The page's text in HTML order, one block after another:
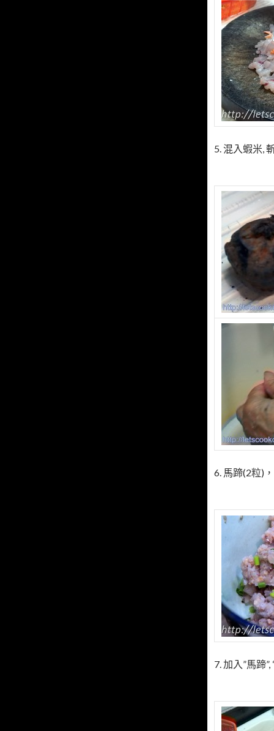
5. 混入蝦米,
6. 馬蹄(2粒)
7. 加入”馬蹄